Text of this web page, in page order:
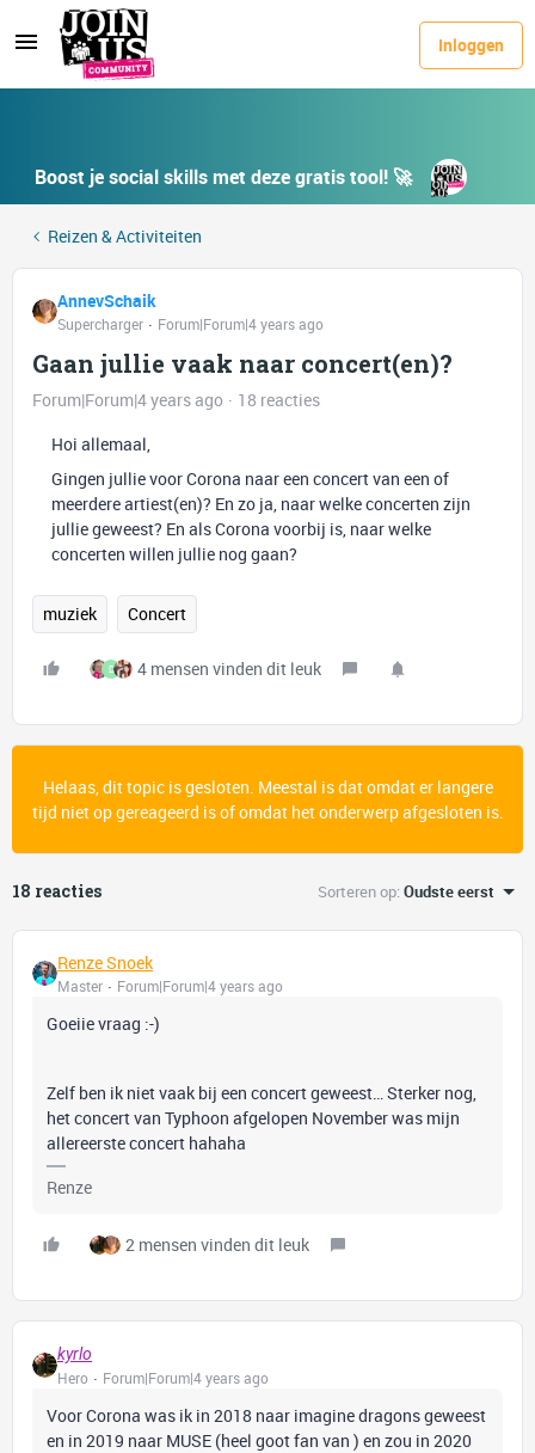
Inloggen
Boost je social skills met deze gratis tool! 🚀
Reizen & Activiteiten
AnnevSchaik
Supercharger Forum|Forum|4 years ago
Gaan jullie vaak naar concert(en)?
Forum|Forum|4 years ago
18 reacties
Hoi allemaal,
Gingen jullie voor Corona naar een concert van een of
meerdere artiest(en)? En zo ja, naar welke concerten zijn
jullie geweest? En als Corona voorbij is, naar welke
concerten willen jullie nog gaan?
muziek Concert
D 4 mensen vinden dit leuk
Helaas, dit topic is gesloten. Meestal is dat omdat er langere
tijd niet op gereageerd is of omdat het onderwerp afgesloten is.
18 reacties Sorteren op:Oudste eerst
Renze Snoek
Master Forum|Forum|4 years ago
Goeiie vraag :-)
Zelf ben ik niet vaak bij een concert geweest… Sterker nog,
het concert van Typhoon afgelopen November was mijn
allereerste concert hahaha
Renze
2 mensen vinden dit leuk
kyrlo
Hero
Forum|Forum|4 years ago
Voor Corona was ik in 2018 naar imagine dragons geweest
en in 2019 naar MUSE (heel goot fan van ) en zou in 2020